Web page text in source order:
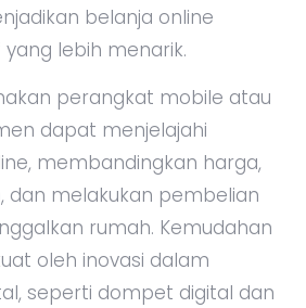
belanja online
lebih menarik.
perangkat mobile atau
dapat menjelajahi
membandingkan harga,
dan melakukan pembelian
rumah. Kemudahan
oleh inovasi dalam
seperti dompet digital dan